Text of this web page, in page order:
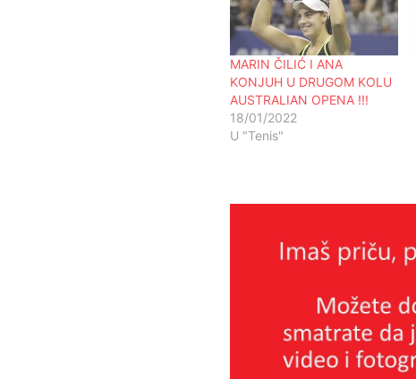
MARIN ČILIĆ I ANA
KONJUH U DRUGOM KOLU
AUSTRALIAN OPENA !!!
18/01/2022
U "Tenis"